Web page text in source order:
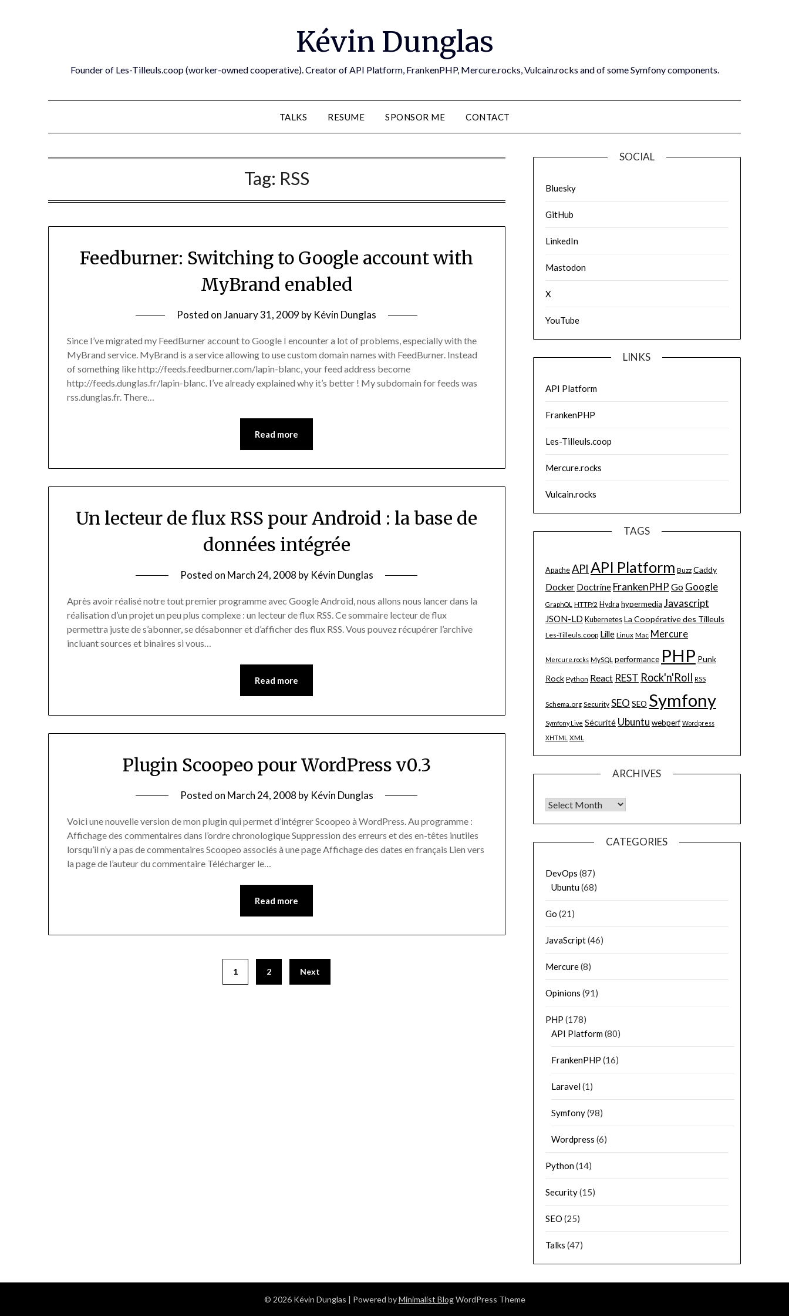
Kévin Dunglas
Founder of Les-Tilleuls.coop (worker-owned cooperative). Creator of API Platform, FrankenPHP, Mercure.rocks, Vulcain.rocks and of some Symfony components.
TALKS RESUME SPONSOR ME CONTACT
Tag: RSS
Feedburner: Switching to Google account with
MyBrand enabled
Posted onJanuary 31, 2009 by Kévin Dunglas
Since I’ve migrated my FeedBurner account to Google I encounter a lot of problems, especially with the
MyBrand service. MyBrand is a service allowing to use custom domain names with FeedBurner. Instead
of something like http://feeds.feedburner.com/lapin-blanc, your feed address become
http://feeds.dunglas.fr/lapin-blanc. I’ve already explained why it’s better ! My subdomain for feeds was
rss.dunglas.fr. There…
Read more
Un lecteur de flux RSS pour Android : la base de
données intégrée
Posted on March 24, 2008 by Kévin Dunglas
Après avoir réalisé notre tout premier programme avec Google Android, nous allons nous lancer dans la
réalisation d’un projet un peu plus complexe : un lecteur de flux RSS. Ce sommaire lecteur de flux
permettra juste de s’abonner, se désabonner et d’afficher des flux RSS. Vous pouvez récupérer l’archive
incluant sources et binaires si vous…
Read more
Plugin Scoopeo pour WordPress v0.3
Posted on March 24, 2008 by Kévin Dunglas
Voici une nouvelle version de mon plugin qui permet d’intégrer Scoopeo à WordPress. Au programme :
Affichage des commentaires dans l’ordre chronologique Suppression des erreurs et des en-têtes inutiles
lorsqu’il n’y a pas de commentaires Scoopeo associés à une page Affichage des dates en français Lien vers
la page de l’auteur du commentaire Télécharger le…
Read more
1 2 Next
SOCIAL
Bluesky
GitHub
LinkedIn
Mastodon
X
YouTube
LINKS
API Platform
FrankenPHP
Les-Tilleuls.coop
Mercure.rocks
Vulcain.rocks
TAGS
Apache API API Platform Buzz Caddy
Docker Doctrine FrankenPHP Go Google
GraphQL HTTP/2 Hydra hypermedia Javascript
JSON-LD Kubernetes La Coopérative des Tilleuls
Les-Tilleuls.coop Lille Linux Mac Mercure
Mercure.rocks MySQL performance PHP Punk
Rock Python React REST Rock'n'Roll RSS
Schema.org Security SEO SEO Symfony
Symfony Live Sécurité Ubuntu webperf Wordpress
XHTML XML
ARCHIVES
Archives
CATEGORIES
DevOps (87)
Ubuntu(68)
Go (21)
JavaScript(46)
Mercure(8)
Opinions (91)
PHP (178)
API Platform(80)
FrankenPHP (16)
Laravel(1)
Symfony(98)
Wordpress (6)
Python(14)
Security(15)
SEO (25)
Talks (47)
© 2026 Kévin Dunglas | Powered byMinimalist BlogWordPress Theme